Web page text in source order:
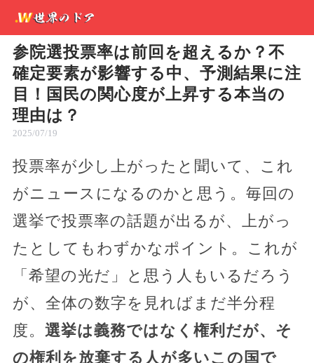
参院選投票率は前回を超えるか？不
確定要素が影響する中、予測結果に注
目！国民の関心度が上昇する本当の
理由は？
2025/07/19
投票率が少し上がったと聞いて、これ
がニュースになるのかと思う。毎回の
選挙で投票率の話題が出るが、上がっ
たとしてもわずかなポイント。これが
「希望の光だ」と思う人もいるだろう
が、全体の数字を見ればまだ半分程
度。 選挙は義務ではなく権利だが、そ
の権利を放棄する人が多いこの国で